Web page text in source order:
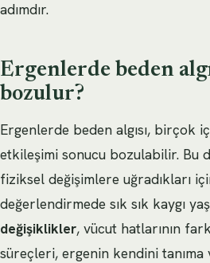
adımdır.
Ergenlerde beden
bozulur?
Ergenlerde beden algısı, birçok
etkileşimi sonucu bozulabilir. Bu
fiziksel değişimlere uğradıkları
değerlendirmede sık sık kaygı
değişiklikler, vücut hatlarının
süreçleri, ergenin kendini